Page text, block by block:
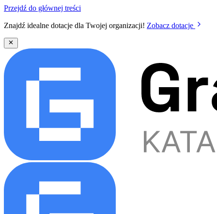
Przejdź do głównej treści
Znajdź idealne dotacje dla Twojej organizacji! Zobacz dotacje